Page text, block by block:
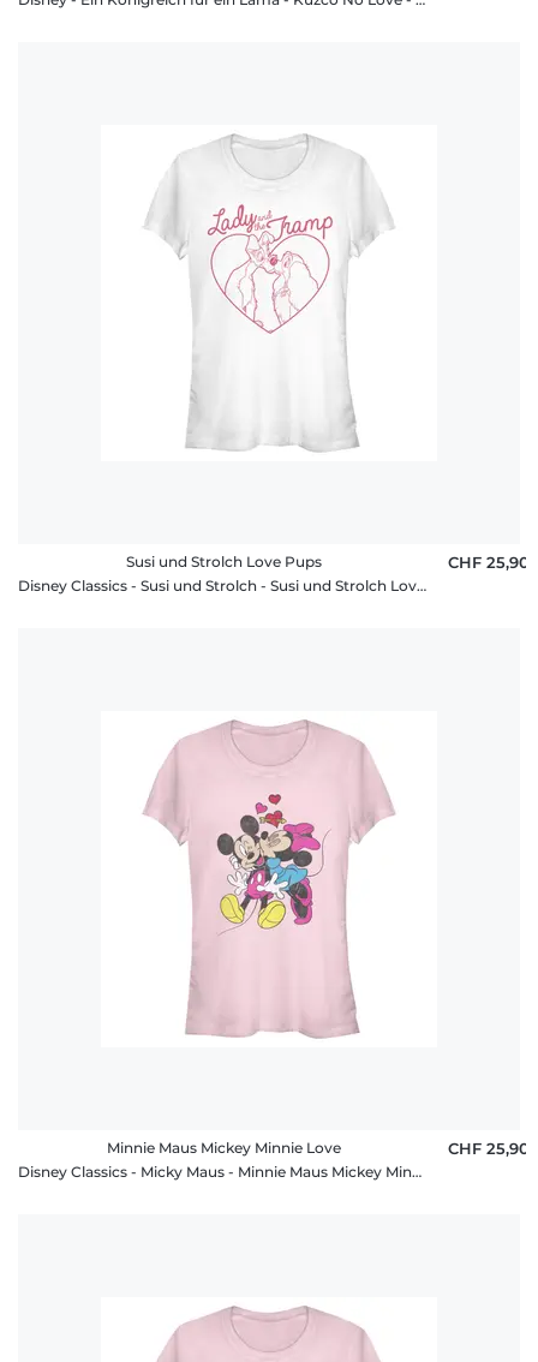
Susi und Strolch Love Pups
Disney Classics - Susi und Strolch - Susi und Strolch Love Pups - Valentinstag - Frauen T-Shirt
CHF 25,90
Minnie Maus Mickey Minnie Love
Disney Classics - Micky Maus - Minnie Maus Mickey Minnie Love - Valentinstag - Frauen T-Shirt
CHF 25,90